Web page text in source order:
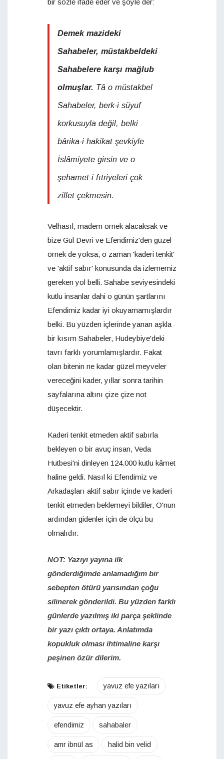
Demek mazideki
Sahabeler, müstakbeldeki
Sahabelere karşı mağlub
olmuşlar. Tâ o müstakbel
Sahabeler, berk-i süyuf
korkusuyla değil, belki
bârika-i hakikat şevkiyle
İslâmiyete girsin ve o
şehamet-i fıtriyeleri çok
zillet çekmesin.
Velhasıl, madem örnek alacaksak ve
bize Gül Devri ve Efendimiz'den güzel
örnek de yoksa, o zaman 'kaderi tenkit'
ve 'aktif sabır' konusunda da izlememiz
gereken yol belli. Sahabe seviyesindeki
kutlu insanlar dahi o günün şartlarını
Efendimiz kadar iyi okuyamamışlardır
belki. Bu yüzden içlerinde yanan aşkla
bir kısım Sahabeler, Hudeybiye'deki
tavrı farklı yorumlamışlardır. Fakat
olan bitenin ne kadar güzel meyveler
vereceğini kader, yıllar sonra tarihin
sayfalarına altını çize çize not
düşecektir.
Kaderi tenkit etmeden aktif sabırla
bekleyen o bir avuç insan, Veda
Hutbesi'ni dinleyen 124.000 kutlu kâmet
haline geldi. Nasıl ki Efendimiz ve
Arkadaşları aktif sabır içinde ve kaderi
tenkit etmeden beklemeyi bildiler, O'nun
ardından gidenler için de ölçü bu
olmalıdır.
NOT: Yazıyı yayına ilk
gönderdiğimde anlamadığım bir
sebepten ötürü yarısından çoğu
silinerek gönderildi. Bu yüzden farklı
günlerde yazılmış iki parça şeklinde
bir yazı çıktı ortaya. Anlatımda
kopukluk olması ihtimaline karşı
peşinen özür dilerim.
Etiketler: yavuz efe yazıları
yavuz efe ayhan yazıları
efendimiz sahabaler
amr ibnül as halid bin velid